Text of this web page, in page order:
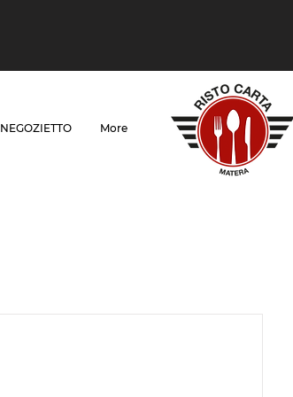
NEGOZIETTO More